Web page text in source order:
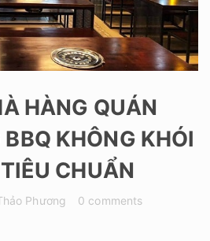
HÀNG QUÁN
KHÔNG KHÓI
CHUẨN
Phương 0 comments